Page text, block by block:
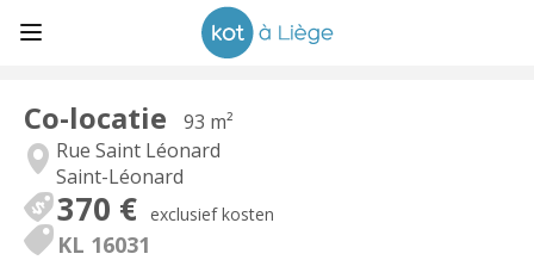
Co-locatie
93 m²
Rue Saint Léonard
Saint-Léonard
370 € exclusief kosten
KL 16031